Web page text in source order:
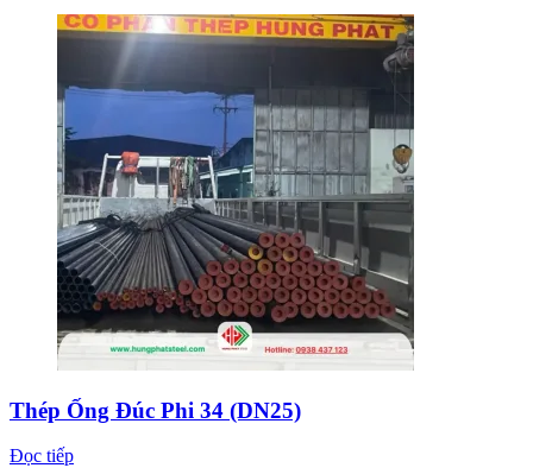
Thép Ống Đúc Phi 34 (DN25)
Đọc tiếp